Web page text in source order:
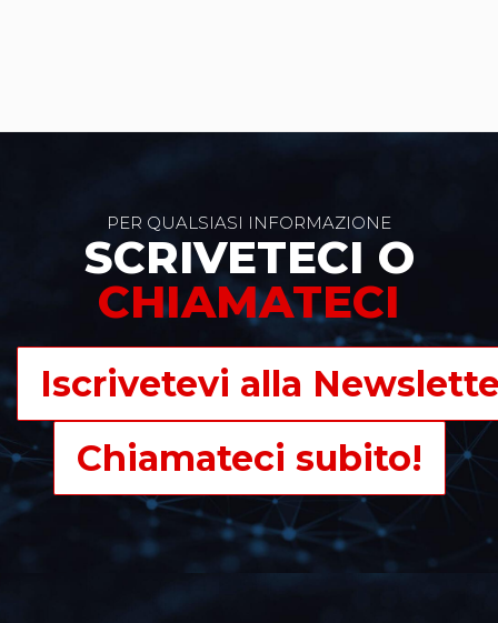
PER QUALSIASI INFORMAZIONE
SCRIVETECI O
CHIAMATECI
Iscrivetevi alla
Chiamateci subito!